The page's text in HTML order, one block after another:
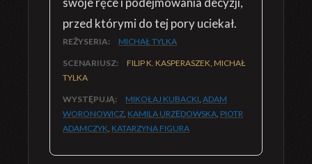
przed którymi do tej pory uciekał.
REŻYSERIA: MICHAŁ TYLKA
SCENARIUSZ:
FILIP K. KASPERASZEK, MICHAŁ
TYLKA
WYSTĘPUJĄ: MIKOŁAJ KUBACKI, ADAM
WORONOWICZ, KAMILA URZĘDOWSKA, PIOTR
ADAMCZYK, KATARZYNA FIGURA